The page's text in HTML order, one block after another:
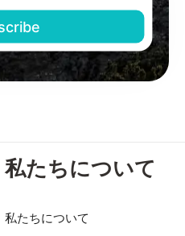
私たちについて
私たちについて